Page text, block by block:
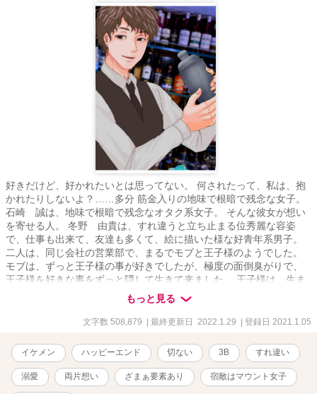
好きだけど、好かれたいとは思ってない。 何されたって、私は、抱
かれたりしないよ？……多分 筋金入りの地味で根暗で残念な女子。
石崎 誠は、地味で根暗で残念なオタク系女子。 そんな彼女が想い
を寄せる人。 冬野 由貴は、すれ違うと立ち止まる位秀麗な容姿
で、仕事も出来て、友達も多くて、絵に描いた様な好青年系男子。
二人は、同じ会社の営業部で、まるでモブと王子様のようでした。
モブは、ずっと王子様の事が好きでしたが、極度の面倒臭がりで、
王子様を好きな事をずっと隠して生きて来ました。 王子様は、生ま
れて初めて好きになった女性がモブでしたが、自分から女性に告白
した事のない彼は、モブに好きと言う以外何も出来ずにいました。
そんな二人は、同じ会社に3年勤めていたのですが、ある日、王子様
てしまいました。 もう、二度と会うことがないなら、いっそのこと
『無かった事にしてしまえば良い』。 モブは、潔く王子様の事をあ
きらめて、一生地味で根暗で残念な一生を送りました。 モブは、み
んなの前でそう語りました。 「これは、これでめでたしめでたしだ
もっと見る
文字数 508,879 | 最終更新日 2022.1.29 | 登録日 2021.1.05
イケメン ハッピーエンド 切ない 3B すれ違い
溺愛 両片想い ざまぁ要素あり 宿敵はマウント女子